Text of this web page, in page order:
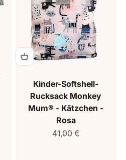
Kinder-Softshell-
Rucksack Monkey
Mum® - Kätzchen -
Rosa
Verkaufspreis
41,00 €